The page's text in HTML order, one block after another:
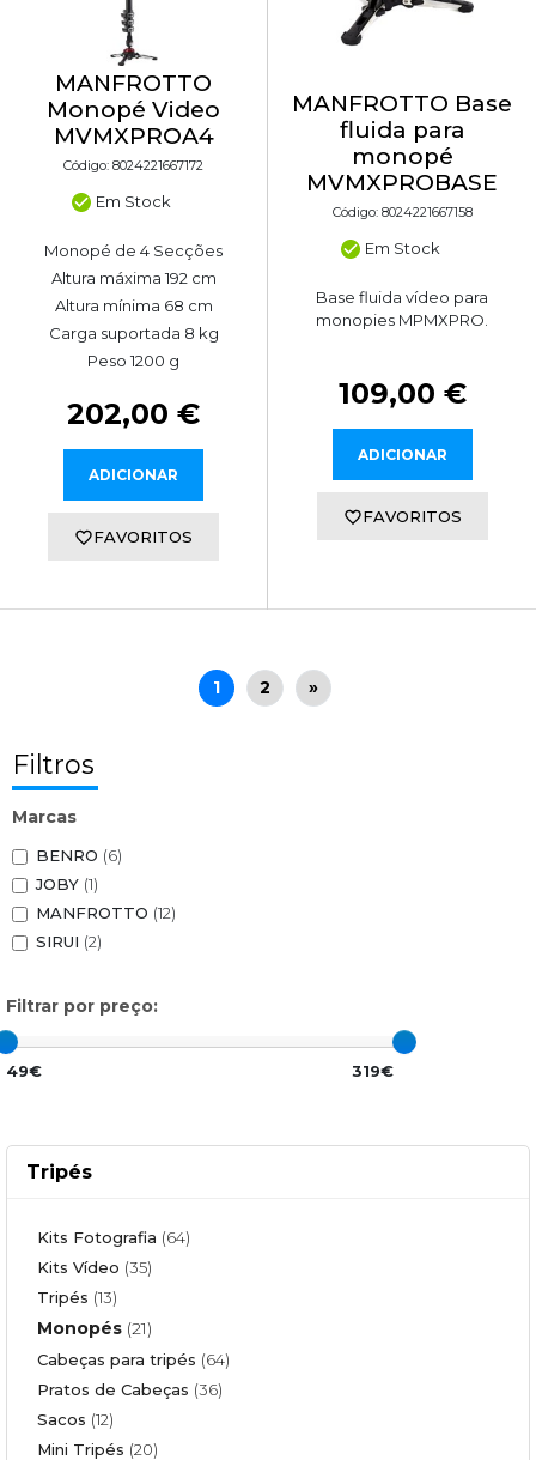
Filtros
Marcas
BENRO (6)
JOBY (1)
MANFROTTO (12)
SIRUI (2)
Filtrar por preço:
49€ 319€
Tripés
Kits Fotografia (64)
Kits Vídeo (35)
Tripés (13)
Monopés (21)
Cabeças para tripés (64)
Pratos de Cabeças (36)
Sacos (12)
Mini Tripés (20)
MANFROTTO
Monopé Video
MVMXPROA4
Código: 8024221667172
Em Stock
Monopé de 4 Secções
Altura máxima 192 cm
Altura mínima 68 cm
Carga suportada 8 kg
Peso 1200 g
202,00 €
ADICIONAR
FAVORITOS
MANFROTTO Base
fluida para
monopé
MVMXPROBASE
Código: 8024221667158
Em Stock
Base fluida vídeo para
monopies MPMXPRO.
109,00 €
ADICIONAR
FAVORITOS
1 2 »